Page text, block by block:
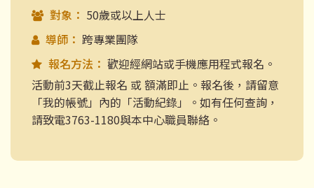
對象： 50歲或以上人士
導師： 跨專業團隊
報名方法： 歡迎經網站或手機應用程式報名。
活動前3天截止報名 或 額滿即止。報名後，請留意
「我的帳號」內的「活動紀錄」。如有任何查詢，
請致電3763-1180與本中心職員聯絡。